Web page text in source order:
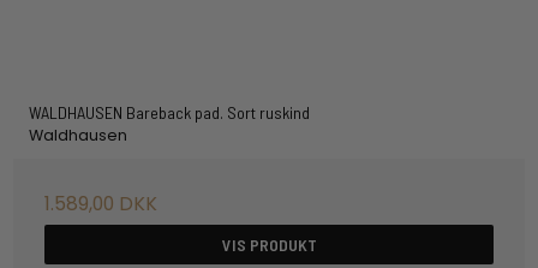
WALDHAUSEN Bareback pad. Sort ruskind
Waldhausen
1.589,00 DKK
VIS PRODUKT